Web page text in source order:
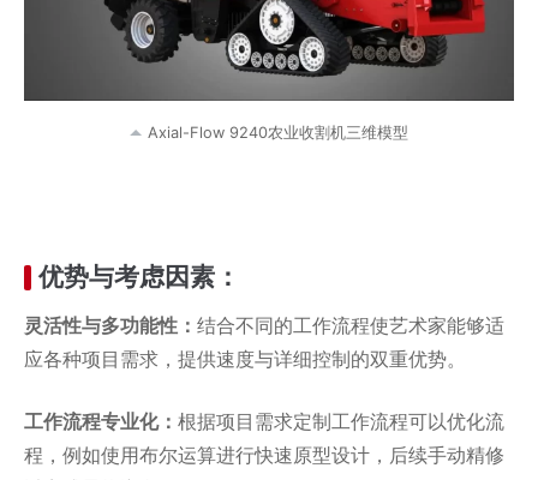
Axial-Flow 9240农业收割机三维模型
优势与考虑因素：
灵活性与多功能性： 结合不同的工作流程使艺术家能够适
应各种项目需求，提供速度与详细控制的双重优势。
工作流程专业化： 根据项目需求定制工作流程可以优化流
程，例如使用布尔运算进行快速原型设计，后续手动精修